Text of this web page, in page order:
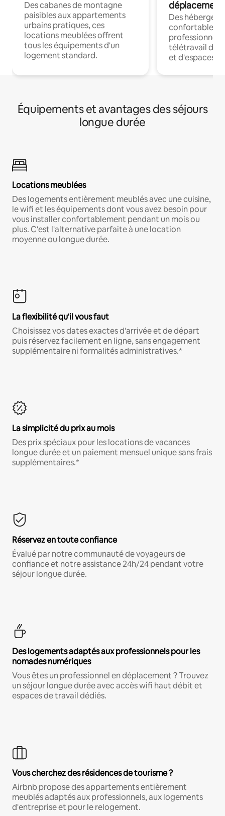
Des cabanes de montagne
paisibles aux appartements
urbains pratiques, ces
locations meublées offrent
tous les équipements d'un
logement standard.
déplacement
Des
confortables
professionnels
télétravail
et d'espaces
Équipements et avantages des séjours
longue durée
Locations meublées
Des logements entièrement meublés avec une cuisine,
le wifi et les équipements dont vous avez besoin pour
vous installer confortablement pendant un mois ou
plus. C'est l'alternative parfaite à une location
moyenne ou longue durée.
La flexibilité qu'il vous faut
Choisissez vos dates exactes d'arrivée et de départ
puis réservez facilement en ligne, sans engagement
supplémentaire ni formalités administratives.*
La simplicité du prix au mois
Des prix spéciaux pour les locations de vacances
longue durée et un paiement mensuel unique sans frais
supplémentaires.*
Réservez en toute confiance
Évalué par notre communauté de voyageurs de
confiance et notre assistance 24h/24 pendant votre
séjour longue durée.
Des logements adaptés aux professionnels pour les
nomades numériques
Vous êtes un professionnel en déplacement ? Trouvez
un séjour longue durée avec accès wifi haut débit et
espaces de travail dédiés.
Vous cherchez des résidences de tourisme ?
Airbnb propose des appartements entièrement
meublés adaptés aux professionnels, aux logements
d'entreprise et pour le relogement.